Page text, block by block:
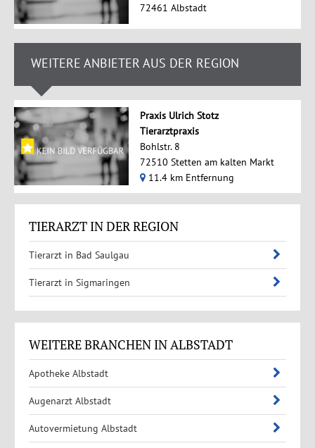
72461 Albstadt
WEITERE ANBIETER AUS DER REGION
Praxis Ulrich Stotz
Tierarztpraxis
Bohlstr. 8
72510 Stetten am kalten Markt
11.4 km Entfernung
TIERARZT IN DER REGION
Tierarzt in Bad Saulgau
Tierarzt in Sigmaringen
WEITERE BRANCHEN IN ALBSTADT
Apotheke Albstadt
Augenarzt Albstadt
Autovermietung Albstadt